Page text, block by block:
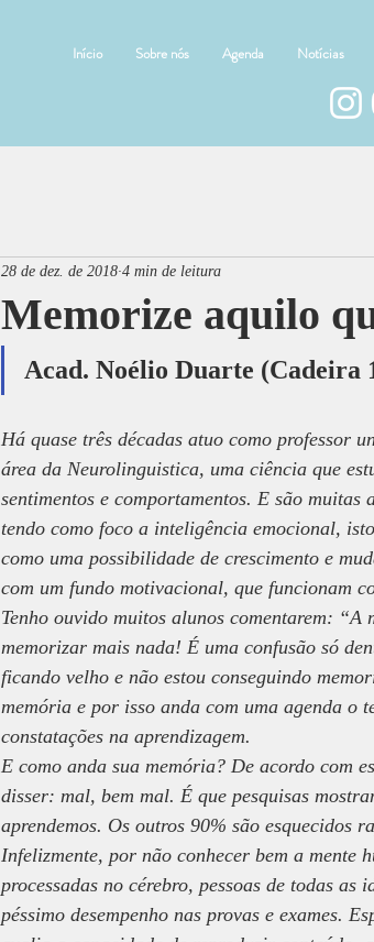
Início Sobre nós Agenda Notícias
Memorize aquilo
28 de dez. de 2018 4 min de leitura
Acad. Noélio Duarte (Cadeira
Há quase três décadas atuo como professor
área da Neurolinguistica, uma ciência que
sentimentos e comportamentos. E são
tendo como foco a inteligência emocional,
como uma possibilidade de crescimento e
com um fundo motivacional, que funcionam
Tenho ouvido muitos alunos comentarem:
memorizar mais nada! É uma confusão só
ficando velho e não estou conseguindo
memória e por isso anda com uma agenda o
constatações na aprendizagem.
E como anda sua memória? De acordo com
disser: mal, bem mal. É que pesquisas
aprendemos. Os outros 90% são esquecidos
Infelizmente, por não conhecer bem a mente
processadas no cérebro, pessoas de todas as
péssimo desempenho nas provas e exames.